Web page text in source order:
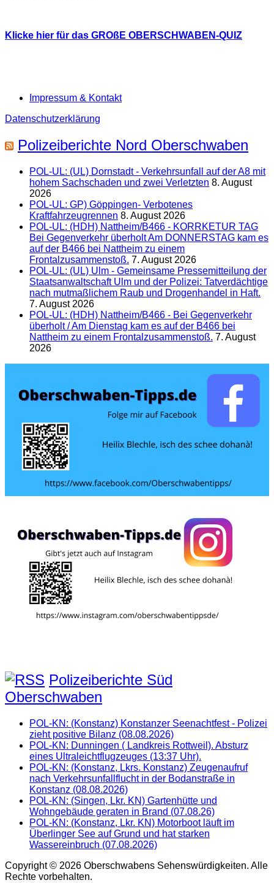
Klicke hier für das GROßE OBERSCHWABEN-QUIZ
Impressum & Kontakt
Datenschutzerklärung
Polizeiberichte Nord Oberschwaben
POL-UL: (UL) Dornstadt - Verkehrsunfall auf der A8 mit
hohem Sachschaden und zwei Verletzten 8. August
2026
POL-UL: GP) Göppingen- Verbotenes
Kraftfahrzeugrennen 8. August 2026
POL-UL: (HDH) Nattheim/B466 - KORRKETUR TAG
Bei Gegenverkehr überholt Am DONNERSTAG kam es
auf der B466 bei Nattheim zu einem
Frontalzusammenstoß. 7. August 2026
POL-UL: (UL) Ulm - Gemeinsame Pressemitteilung der
Staatsanwaltschaft Ulm und der Polizei: Tatverdächtige
nach mutmaßlichem Raub und Drogenhandel in Haft.
7. August 2026
POL-UL: (HDH) Nattheim/B466 - Bei Gegenverkehr
überholt / Am Dienstag kam es auf der B466 bei
Nattheim zu einem Frontalzusammenstoß. 7. August
2026
Polizeiberichte Süd
Oberschwaben
POL-KN: (Konstanz) Konstanzer Seenachtfest - Polizei
zieht positive Bilanz (08.08.2026)
POL-KN: Dunningen ( Landkreis Rottweil). Absturz
eines Ultraleichtflugzeuges (13:37 Uhr).
POL-KN: (Konstanz, Lkrs. Konstanz) Zeugenaufruf
nach Verkehrsunfallflucht in der Bodanstraße in
Konstanz (08.08.2026)
POL-KN: (Singen, Lkr. KN) Gartenhütte und
Wohngebäude geraten in Brand (07.08.26)
POL-KN: (Konstanz, Lkr. KN) Motorboot läuft im
Überlinger See auf Grund und hat starken
Wassereinbruch (07.08.2026)
Copyright © 2026 Oberschwabens Sehenswürdigkeiten. Alle
Rechte vorbehalten.